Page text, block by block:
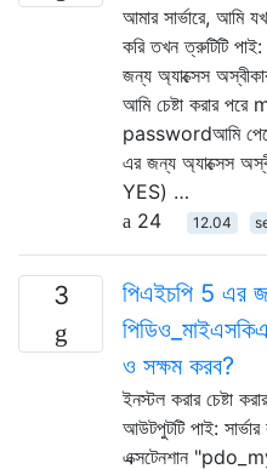
আমার সার্ভারে, আমি
করি তখন ত্রুটিটি
জন্য অ্যাক্সেস
আমি চেষ্টা করার
passwordআমি
এর জন্য অ্যাক্সেস
YES) …
24
12.04
3
পিএইচপি 5 এর
ও সক্ষম করব?
ইনস্টল করার চেষ্টা
আউটপুটটি পাই:
এক্সটেনশান